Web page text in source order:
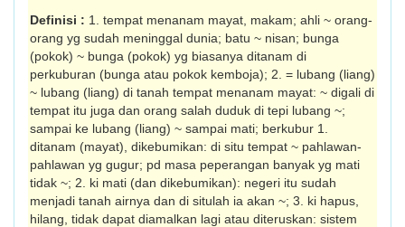
Definisi : 1. tempat menanam mayat, makam; ahli ~ orang-
orang yg sudah meninggal dunia; batu ~ nisan; bunga
(pokok) ~ bunga (pokok) yg biasanya ditanam di
perkuburan (bunga atau pokok kemboja); 2. = lubang (liang)
~ lubang (liang) di tanah tempat menanam mayat: ~ digali di
tempat itu juga dan orang salah duduk di tepi lubang ~;
sampai ke lubang (liang) ~ sampai mati; berkubur 1.
ditanam (mayat), dikebumikan: di situ tempat ~ pahlawan-
pahlawan yg gugur; pd masa peperangan banyak yg mati
tidak ~; 2. ki mati (dan dikebumikan): negeri itu sudah
menjadi tanah airnya dan di situlah ia akan ~; 3. ki hapus,
hilang, tidak dapat diamalkan lagi atau diteruskan: sistem